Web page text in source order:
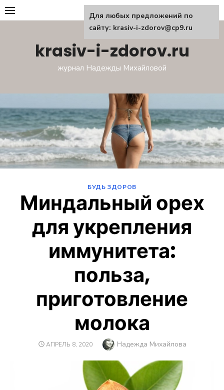
Перейти
к
krasiv-i-zdorov.ru
журнал Надежды Михайловой
БУДЬ ЗДОРОВ
Миндальный орех
для укрепления
иммунитета:
польза,
приготовление
молока
ОПУБЛИКОВАНО
АПРЕЛЬ 8, 2020 Автор
Надежда Михайлова
Для любых предложений по
сайту: krasiv-i-zdorov@cp9.ru